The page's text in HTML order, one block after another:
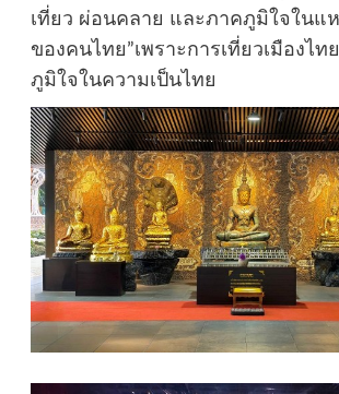
เที่ยว ผ่อนคลาย และภาคภูมิใจในแ
ของคนไทย”เพราะการเที่ยวเมืองไ
ภูมิใจในความเป็นไทย